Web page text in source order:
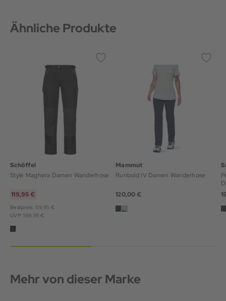
Ähnliche Produkte
Schöffel
Style Maghera Damen Wanderhose
119,95 €
Bestpreis: 119,95 €
UVP: 169,95 €
Mammut
Runbold IV Damen Wanderhose
120,00 €
Mehr von dieser Marke